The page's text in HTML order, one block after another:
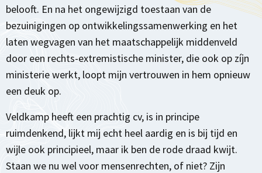
belooft. En na het ongewijzigd toestaan van de
bezuinigingen op ontwikkelingssamenwerking en het
laten wegvagen van het maatschappelijk middenveld
door een rechts-extremistische minister, die ook op zíjn
ministerie werkt, loopt mijn vertrouwen in hem opnieuw
een deuk op.
Veldkamp heeft een prachtig cv, is in principe
ruimdenkend, lijkt mij echt heel aardig en is bij tijd en
wijle ook principieel, maar ik ben de rode draad kwijt.
Staan we nu wel voor mensenrechten, of niet? Zijn